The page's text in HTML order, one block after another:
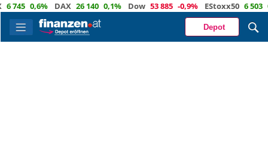
0,6% DAX 26 140 0,1% Dow 53 885 -0,9% EStoxx50 6 503
Depot